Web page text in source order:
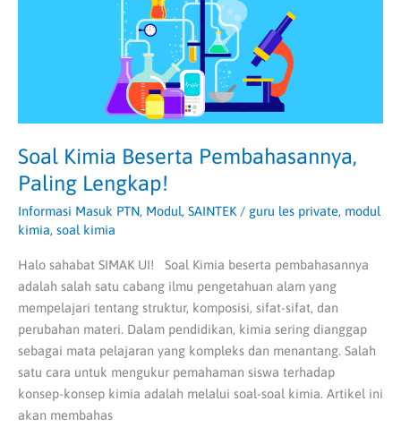
Soal Kimia Beserta Pembahasannya,
Paling Lengkap!
Informasi Masuk PTN, Modul, SAINTEK / guru les private, modul
kimia, soal kimia
Halo sahabat SIMAK UI! Soal Kimia beserta pembahasannya
adalah salah satu cabang ilmu pengetahuan alam yang
mempelajari tentang struktur, komposisi, sifat-sifat, dan
perubahan materi. Dalam pendidikan, kimia sering dianggap
sebagai mata pelajaran yang kompleks dan menantang. Salah
satu cara untuk mengukur pemahaman siswa terhadap
konsep-konsep kimia adalah melalui soal-soal kimia. Artikel ini
akan membahas